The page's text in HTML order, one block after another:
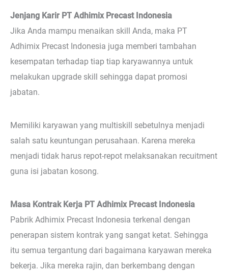
Jenjang Karir PT Adhimix Precast Indonesia
Jika Anda mampu menaikan skill Anda, maka PT
Adhimix Precast Indonesia juga memberi tambahan
kesempatan terhadap tiap tiap karyawannya untuk
melakukan upgrade skill sehingga dapat promosi
jabatan.
Memiliki karyawan yang multiskill sebetulnya menjadi
salah satu keuntungan perusahaan. Karena mereka
menjadi tidak harus repot-repot melaksanakan recuitment
guna isi jabatan kosong.
Masa Kontrak Kerja PT Adhimix Precast Indonesia
Pabrik Adhimix Precast Indonesia terkenal dengan
penerapan sistem kontrak yang sangat ketat. Sehingga
itu semua tergantung dari bagaimana karyawan mereka
bekerja. Jika mereka rajin, dan berkembang dengan